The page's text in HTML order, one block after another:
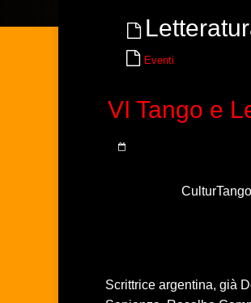
Eventi
VI Tango e
Scrittrice argentina, già